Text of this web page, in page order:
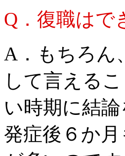
Q．復職はで
A．もちろん
して言える
い時期に結
発症後６か